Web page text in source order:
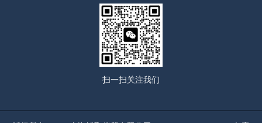
扫一扫关注我们